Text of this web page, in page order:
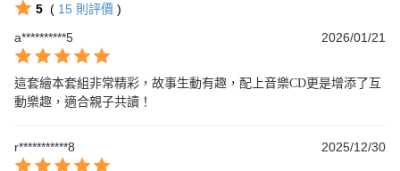
5 ( 15 則評價 )
a**********5
2026/01/21
這套繪本套組非常精彩，故事生動有趣，配上音樂CD更是增添了互
動樂趣，適合親子共讀！
r***********8 2025/12/30